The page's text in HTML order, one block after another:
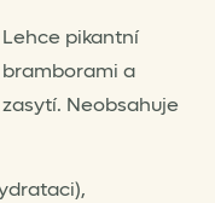
pikantní
a
Neobsahuje